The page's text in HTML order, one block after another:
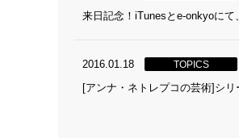
来日記念！iTunesとe-onkyoにて
2016.01.18 TOPICS
[アンナ・ネトレプコの芸術]シ